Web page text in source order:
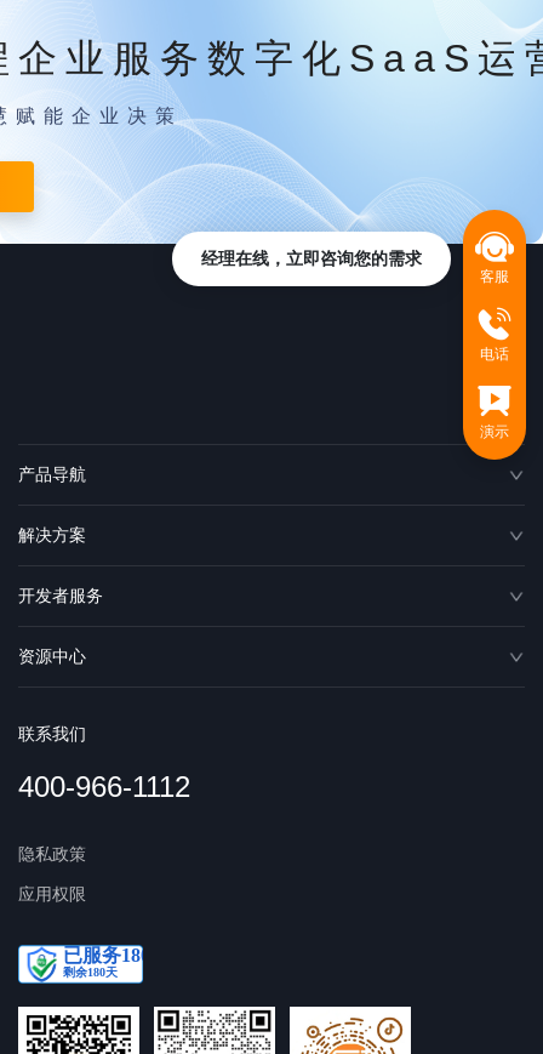
企业服务数字化SaaS运
赋能企业决策
产品导航
解决方案
开发者服务
资源中心
联系我们
400-966-1112
隐私政策
应用权限
客服
电话
演示
经理在线，立即咨询您的需求